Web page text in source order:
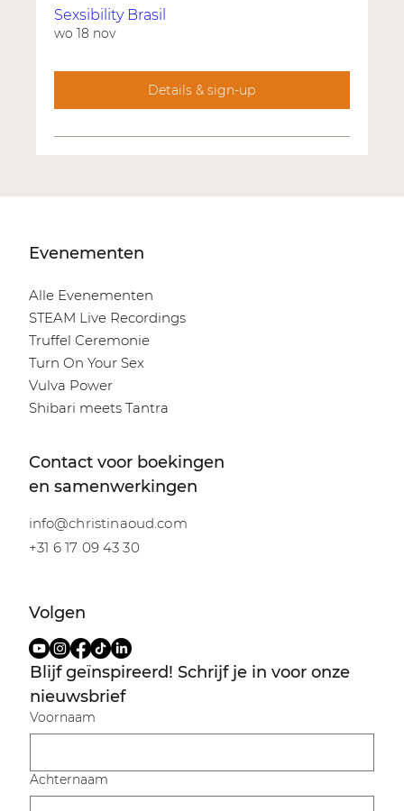
Sexsibility Brasil
wo 18 nov
Details & sign-up
Contact voor boekingen
en samenwerkingen
info@christinaoud.com
+31 6 17 09 43 30
Volgen
Evenementen
Alle Evenementen
STEAM Live Recordings
Truffel Ceremonie
Turn On Your Sex
Vulva Power
Shibari meets Tantra
Blijf geïnspireerd! Schrijf je in voor onze
nieuwsbrief
Voornaam
Achternaam